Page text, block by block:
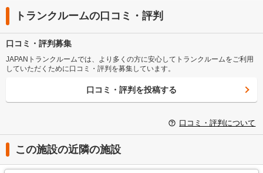
トランクルームの口コミ・評判
口コミ・評判募集
JAPANトランクルームでは、より多くの方に安心してトランクルームをご利用
していただくために口コミ・評判を募集しています。
口コミ・評判を投稿する
口コミ・評判について
この施設の近隣の施設